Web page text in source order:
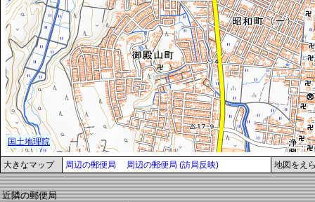
大きなマップ 周辺の郵便局 周辺の郵便局 (訪局反映) 地図をえ
近隣の郵便局